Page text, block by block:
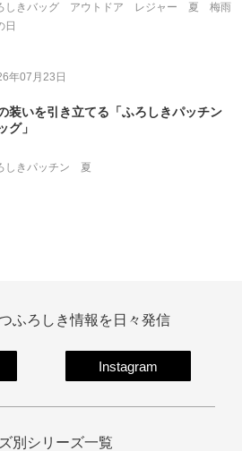
しきバッグ アウトドア レジャー 夏
梅雨
日
年07月23日
装いを引き立てる「ふろしきパッチン
グ」
しきパッチン 夏
ふろしき情報を日々発信
Instagram
別シリーズ一覧